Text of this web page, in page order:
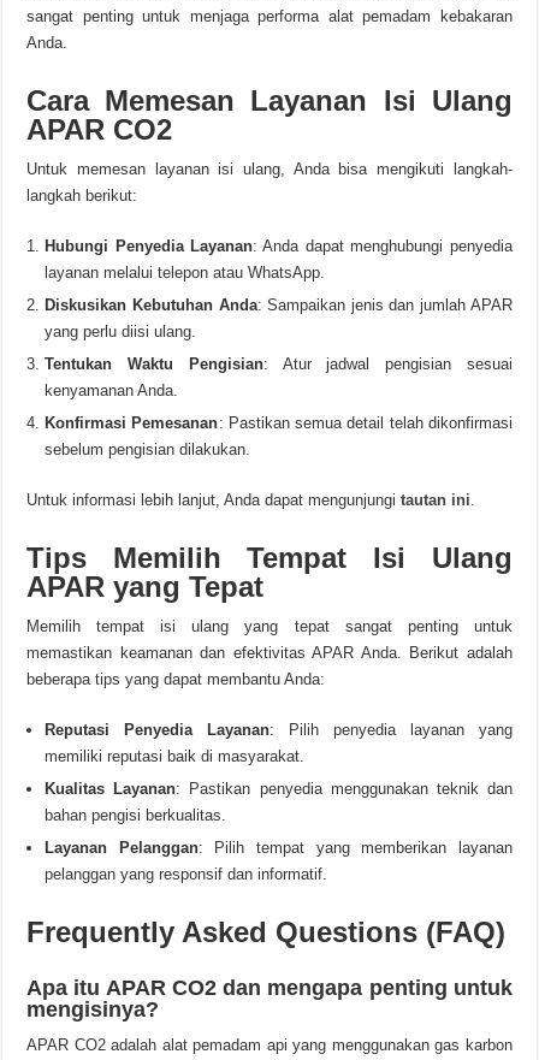
sangat penting untuk menjaga performa alat pemadam kebakaran
Anda.
Cara Memesan Layanan Isi Ulang
APAR CO2
Untuk memesan layanan isi ulang, Anda bisa mengikuti langkah-
langkah berikut:
Hubungi Penyedia Layanan: Anda dapat menghubungi penyedia
layanan melalui telepon atau WhatsApp.
Diskusikan Kebutuhan Anda: Sampaikan jenis dan jumlah APAR
yang perlu diisi ulang.
Tentukan Waktu Pengisian: Atur jadwal pengisian sesuai
kenyamanan Anda.
Konfirmasi Pemesanan: Pastikan semua detail telah dikonfirmasi
sebelum pengisian dilakukan.
Untuk informasi lebih lanjut, Anda dapat mengunjungitautan ini.
Tips Memilih Tempat Isi Ulang
APAR yang Tepat
Memilih tempat isi ulang yang tepat sangat penting untuk
memastikan keamanan dan efektivitas APAR Anda. Berikut adalah
beberapa tips yang dapat membantu Anda:
Reputasi Penyedia Layanan: Pilih penyedia layanan yang
memiliki reputasi baik di masyarakat.
Kualitas Layanan: Pastikan penyedia menggunakan teknik dan
bahan pengisi berkualitas.
Layanan Pelanggan: Pilih tempat yang memberikan layanan
pelanggan yang responsif dan informatif.
Frequently Asked Questions (FAQ)
Apa itu APAR CO2 dan mengapa penting untuk
mengisinya?
APAR CO2 adalah alat pemadam api yang menggunakan gas karbon